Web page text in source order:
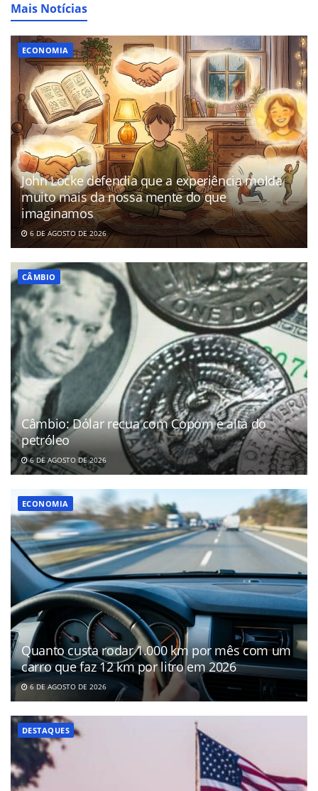
Mais Notícias
ECONOMIA
John Locke defendia que a experiência molda
muito mais da nossa mente do que
imaginamos
6 DE AGOSTO DE 2026
CÂMBIO
Câmbio: Dólar recua com Copom e alta do
petróleo
6 DE AGOSTO DE 2026
ECONOMIA
Quanto custa rodar 1.000 km por mês com um
carro que faz 12 km por litro em 2026
6 DE AGOSTO DE 2026
DESTAQUES